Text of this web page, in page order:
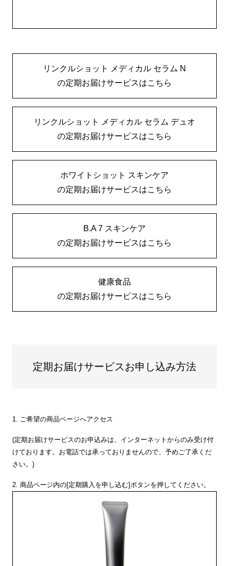
リンクルショット メディカル セラム N
の定期お届けサービスはこちら
リンクルショット メディカル セラム デュオ
の定期お届けサービスはこちら
ホワイトショット スキンケア
の定期お届けサービスはこちら
B.A 7 スキンケア
の定期お届けサービスはこちら
健康食品
の定期お届けサービスはこちら
定期お届けサービスお申し込み方法
1. ご希望の商品ページへアクセス
(定期お届けサービスのお申込みは、インターネットからのみ受け付
けております。お電話では承っておりませんので、予めご了承くだ
さい。)
2. 商品ページ内の[定期購入を申し込む]ボタンを押してください。